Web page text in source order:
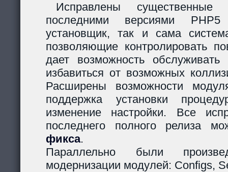
Исправлены существенные
последними версиями
установщик, так и сама
позволяющие контролировать
дает возможность
избавиться от возможных
Расширены возможности
поддержка установки
изменение настройки. Все
последнего полного релиза
фикса.
Параллельно были
модернизации модулей: Configs,